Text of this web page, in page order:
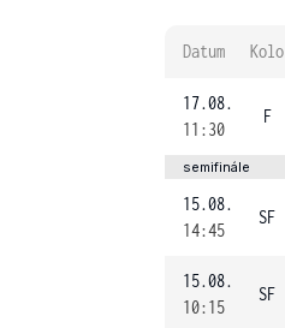
Datum Kolo
17.08.
11:30
F
semifinále
15.08.
14:45
SF
15.08.
10:15
SF